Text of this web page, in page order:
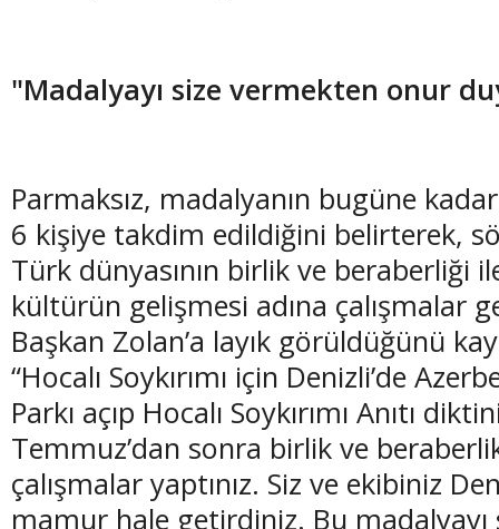
"Madalyayı size vermekten onur
Parmaksız, madalyanın bugüne
6 kişiye takdim edildiğini belirterek,
Türk dünyasının birlik ve beraberliği
kültürün gelişmesi adına çalışmalar
Başkan Zolan’a layık görüldüğünü
“Hocalı Soykırımı için Denizli’de
Parkı açıp Hocalı Soykırımı Anıtı
Temmuz’dan sonra birlik ve
çalışmalar yaptınız. Siz ve ekibiniz
mamur hale getirdiniz. Bu